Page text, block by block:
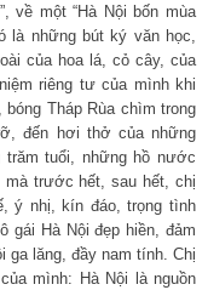
về một “Hà Nội bốn mùa
những bút ký văn học,
của hoa lá, cỏ cây, của
riêng tư của mình khi
Tháp Rùa chìm trong
đến hơi thở của những
trăm tuổi, những hồ nước
mà trước hết, sau hết, chị
ý nhị, kín đáo, trọng tình
gái Hà Nội đẹp hiền, đảm
ga lăng, đầy nam tính. Chị
mình: Hà Nội là nguồn